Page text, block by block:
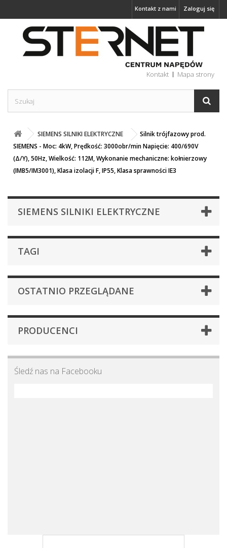
Zaloguj się
Kontakt z nami
Kontakt Mapa strony
SIEMENS SILNIKI ELEKTRYCZNE
Silnik trójfazowy prod.
SIEMENS - Moc: 4kW, Prędkość: 3000obr/min Napięcie: 400/690V
(Δ/Y), 50Hz, Wielkość: 112M, Wykonanie mechaniczne: kołnierzowy
(IMB5/IM3001), Klasa izolacji F, IP55, Klasa sprawności IE3
SIEMENS SILNIKI ELEKTRYCZNE
TAGI
OSTATNIO PRZEGLĄDANE
PRODUCENCI
Śledź nas na Facebooku